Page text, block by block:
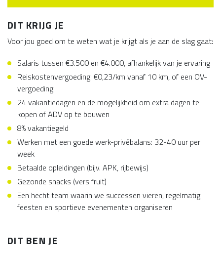
DIT KRIJG JE
Voor jou goed om te weten wat je krijgt als je aan de slag gaat:
Salaris tussen €3.500 en €4.000, afhankelijk van je ervaring
Reiskostenvergoeding: €0,23/km vanaf 10 km, of een OV-
vergoeding
24 vakantiedagen en de mogelijkheid om extra dagen te
kopen of ADV op te bouwen
8% vakantiegeld
Werken met een goede werk-privébalans: 32-40 uur per
week
Betaalde opleidingen (bijv. APK, rijbewijs)
Gezonde snacks (vers fruit)
Een hecht team waarin we successen vieren, regelmatig
feesten en sportieve evenementen organiseren
DIT BEN JE